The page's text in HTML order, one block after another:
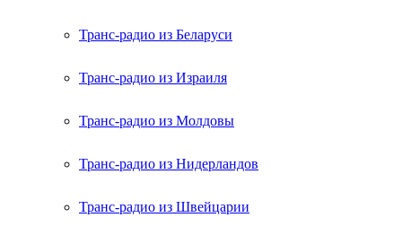
Транс-радио из Беларуси
Транс-радио из Израиля
Транс-радио из Молдовы
Транс-радио из Нидерландов
Транс-радио из Швейцарии